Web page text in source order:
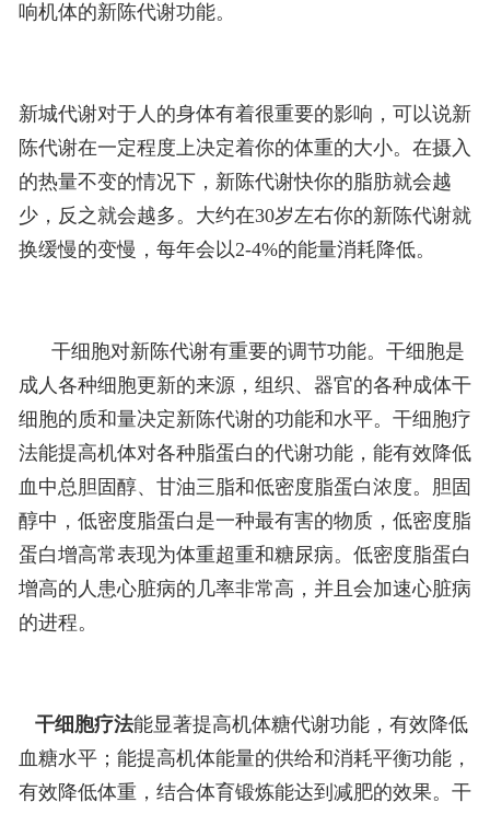
响机体的新陈代谢功能。
新城代谢对于人的身体有着很重要的影响，可以说新
陈代谢在一定程度上决定着你的体重的大小。在摄入
的热量不变的情况下，新陈代谢快你的脂肪就会越
少，反之就会越多。大约在30岁左右你的新陈代谢就
换缓慢的变慢，每年会以2-4%的能量消耗降低。
干细胞对新陈代谢有重要的调节功能。干细胞是
成人各种细胞更新的来源，组织、器官的各种成体干
细胞的质和量决定新陈代谢的功能和水平。干细胞疗
法能提高机体对各种脂蛋白的代谢功能，能有效降低
血中总胆固醇、甘油三脂和低密度脂蛋白浓度。胆固
醇中，低密度脂蛋白是一种最有害的物质，低密度脂
蛋白增高常表现为体重超重和糖尿病。低密度脂蛋白
增高的人患心脏病的几率非常高，并且会加速心脏病
的进程。
干细胞疗法能显著提高机体糖代谢功能，有效降低
血糖水平；能提高机体能量的供给和消耗平衡功能，
有效降低体重，结合体育锻炼能达到减肥的效果。干